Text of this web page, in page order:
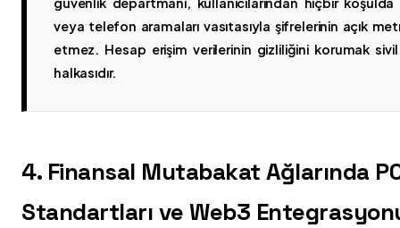
veya telefon aramaları vasıtasıyla şifrelerinin açık
etmez. Hesap erişim verilerinin gizliliğini korumak
halkasıdır.
4. Finansal Mutabakat Ağlarında
Standartları ve Web3